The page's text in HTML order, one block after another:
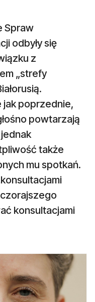
Spraw
odbyły się
z
„strefy
poprzednie,
powtarzają
także
mu spotkań.
konsultacjami